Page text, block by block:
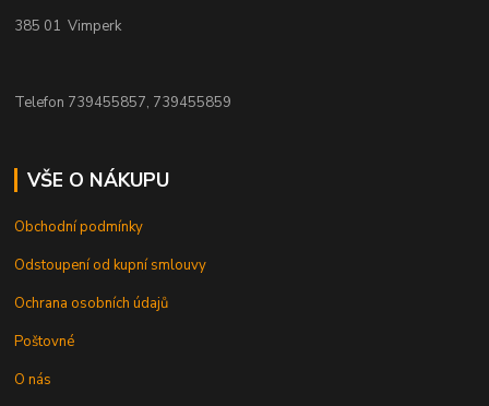
385 01 Vimperk
Telefon 739455857, 739455859
VŠE O NÁKUPU
Obchodní podmínky
Odstoupení od kupní smlouvy
Ochrana osobních údajů
Poštovné
O nás